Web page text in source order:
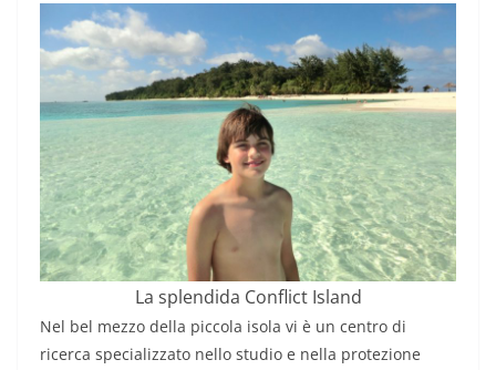
La splendida Conflict Island
Nel bel mezzo della piccola isola vi è un centro di
ricerca specializzato nello studio e nella protezione